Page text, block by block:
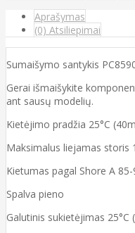
Aprašymas
(0) Atsiliepimai
Sumaišymo santykis
Gerai išmaišykite
ant sausų modelių.
Kietėjimo pradžia 25°C
Maksimalus liejamas storis
Kietumas pagal Shore A 85-
Spalva pieno
Galutinis sukietėjimas 25°C